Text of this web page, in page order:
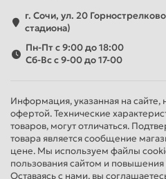
г. Сочи, ул. 20
стадиона)
Пн-Пт с 9:00 до 18:00
Сб-Вс с 9-00 до 17-00
Информация, указанная на сайте,
офертой. Технические
товаров, могут отличаться.
товара является сообщение
цене. Мы используем файлы
пользования сайтом и
Оставаясь с нами, вы